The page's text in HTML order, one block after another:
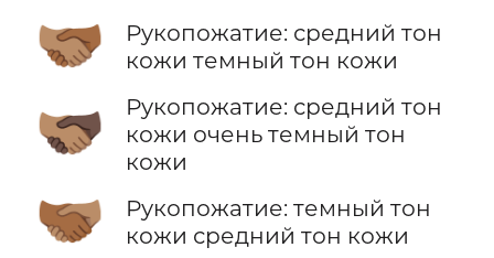
🫱🏽‍🫲🏾
Рукопожатие: средний тон
кожи темный тон кожи
🫱🏽‍🫲🏿
Рукопожатие: средний тон
кожи очень темный тон
кожи
🫱🏾‍🫲🏽
Рукопожатие: темный тон
кожи средний тон кожи